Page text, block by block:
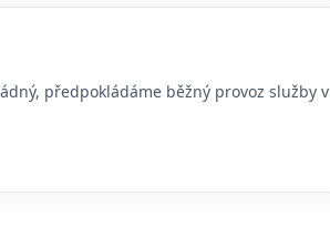
předpokládáme běžný provoz služby v